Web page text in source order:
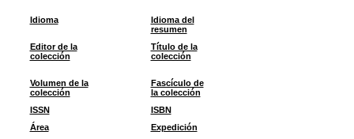
Idioma
Idioma del
resumen
Editor de la
colección
Título de la
colección
Volumen de la
colección
Fascículo de
la colección
ISSN
ISBN
Área
Expedición